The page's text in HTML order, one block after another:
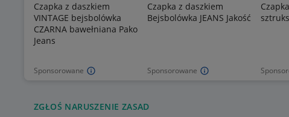
Sponsorowane
Czapka z daszkiem
VINTAGE bejsbolówka
CZARNA bawełniana Pako
Jeans
Sponsorowane
Czapka z daszkiem
Bejsbolówka JEANS Jakość
ZGŁOŚ NARUSZENIE ZASAD